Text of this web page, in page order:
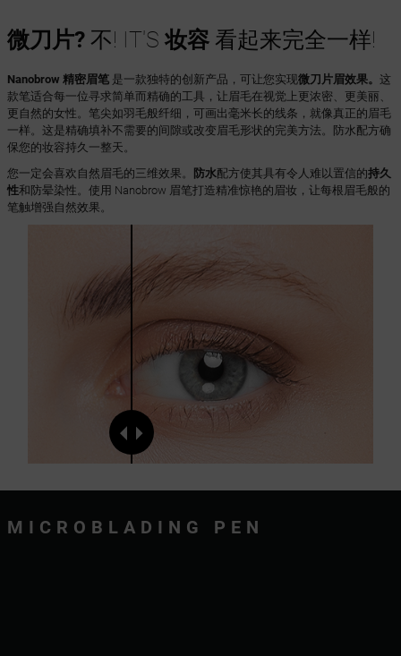
微刀片?不! IT'S 妆容看起来完全一样!
Nanobrow 精密眉笔是一款独特的创新产品，可让您实现微刀片眉效果。 这
款笔适合每一位寻求简单而精确的工具，让眉毛在视觉上更浓密、更美丽、
更自然的女性。笔尖如羽毛般纤细，可画出毫米长的线条，就像真正的眉毛
一样。这是精确填补不需要的间隙或改变眉毛形状的完美方法。防水配方确
保您的妆容持久一整天。
您一定会喜欢自然眉毛的三维效果。
防水配方使其具有令人难以置信的持久
性和防晕染性。使用 Nanobrow 眉笔打造精准惊艳的眉妆，让每根眉毛般的
笔触增强自然效果。
MICROBLADING PEN